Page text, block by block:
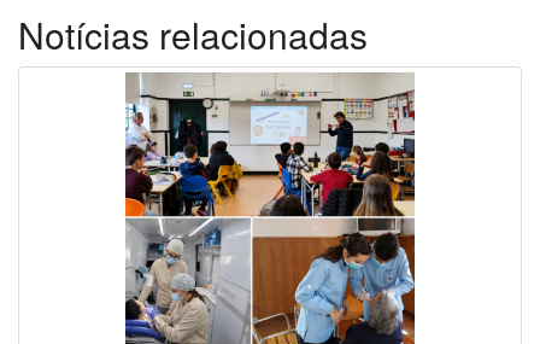
Notícias relacionadas